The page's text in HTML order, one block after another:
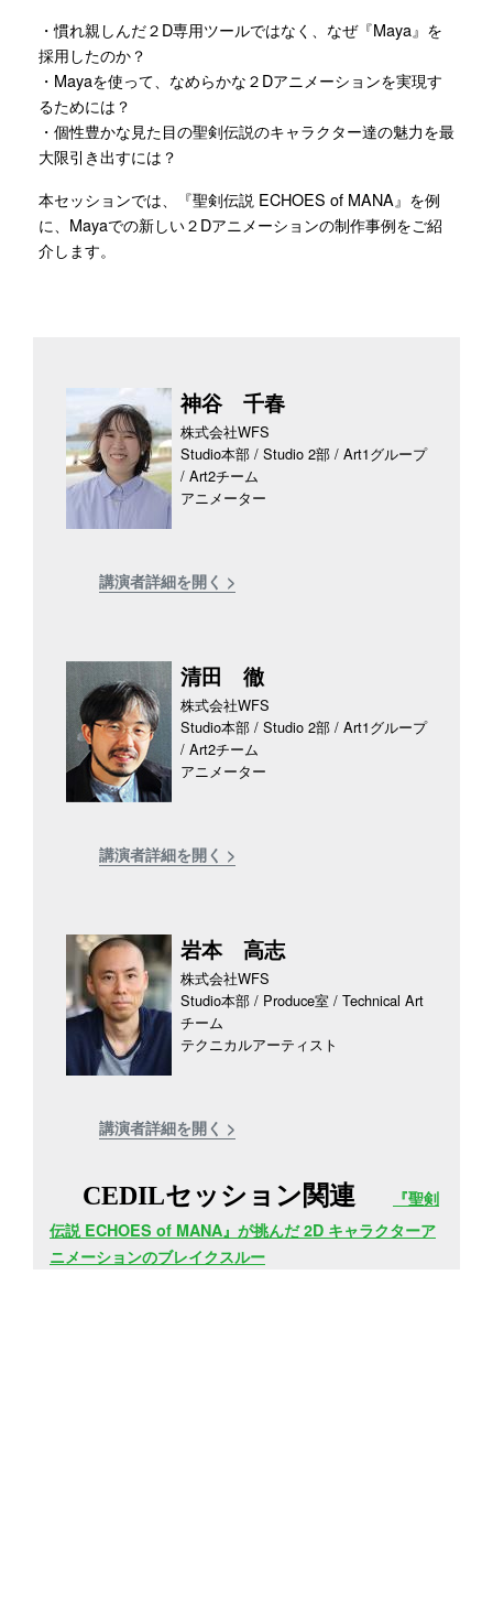
・慣れ親しんだ２D専用ツールではなく、なぜ『Maya』を
採用したのか？
・Mayaを使って、なめらかな２Dアニメーションを実現す
るためには？
・個性豊かな見た目の聖剣伝説のキャラクター達の魅力を最
大限引き出すには？
本セッションでは、『聖剣伝説 ECHOES of MANA』を例
に、Mayaでの新しい２Dアニメーションの制作事例をご紹
介します。
神谷 千春
株式会社WFS
Studio本部 / Studio 2部 / Art1グループ
/ Art2チーム
アニメーター
講演者詳細を開く >
清田 徹
株式会社WFS
Studio本部 / Studio 2部 / Art1グループ
/ Art2チーム
アニメーター
講演者詳細を開く >
岩本 高志
株式会社WFS
Studio本部 / Produce室 / Technical Art
チーム
テクニカルアーティスト
講演者詳細を開く >
CEDILセッション関連
『聖剣
伝説 ECHOES of MANA』が挑んだ 2D キャラクターア
ニメーションのブレイクスルー